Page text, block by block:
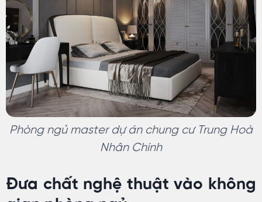
Phòng ngủ master dự án chung cư Trung Hoà
Nhân Chính
Đưa chất nghệ thuật vào không